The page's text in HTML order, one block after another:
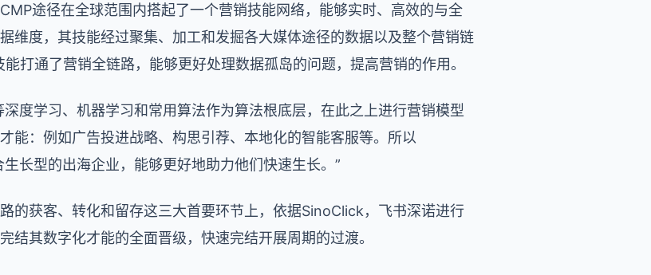
途径在全球范围内搭起了一个营销技能网络，能够实时、高效的与全
维度，其技能经过聚集、加工和发掘各大媒体途径的数据以及整个营销链
打通了营销全链路，能够更好处理数据孤岛的问题，提高营销的作用。
度学习、机器学习和常用算法作为算法根底层，在此之上进行营销模型
能：例如广告投进战略、构思引荐、本地化的智能客服等。所以
长型的出海企业，能够更好地助力他们快速生长。”
的获客、转化和留存这三大首要环节上，依据SinoClick，飞书深诺进行
结其数字化才能的全面晋级，快速完结开展周期的过渡。